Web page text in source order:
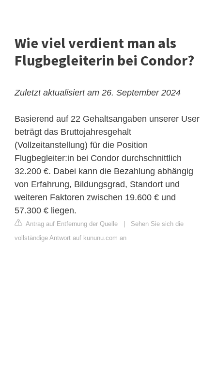
Wie viel verdient man als
Flugbegleiterin bei Condor?
Zuletzt aktualisiert am 26. September 2024
Basierend auf 22 Gehaltsangaben unserer User
beträgt das Bruttojahresgehalt
(Vollzeitanstellung) für die Position
Flugbegleiter:in bei Condor durchschnittlich
32.200 €. Dabei kann die Bezahlung abhängig
von Erfahrung, Bildungsgrad, Standort und
weiteren Faktoren zwischen 19.600 € und
57.300 € liegen.
Antrag auf Entfernung der Quelle
Sehen Sie sich die
vollständige Antwort auf kununu.com an